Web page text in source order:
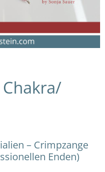
– Crimpzange
Enden)